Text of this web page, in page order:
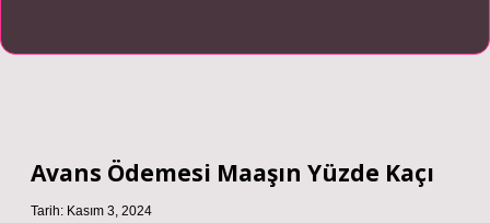
Avans Ödemesi Maaşın Yüzde Kaçı
Tarih: Kasım 3, 2024